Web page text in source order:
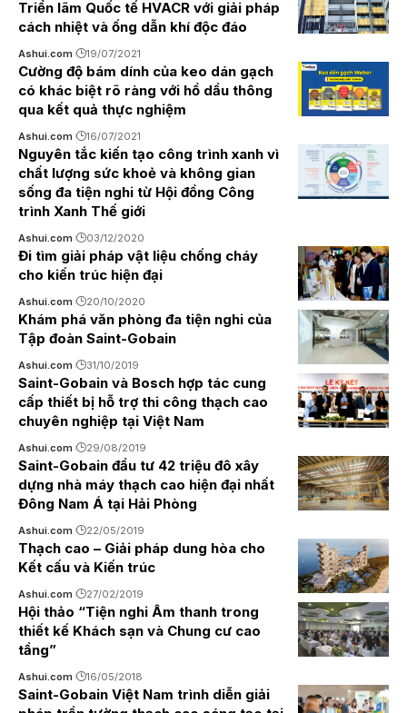
Triển lãm Quốc tế HVACR với giải pháp
cách nhiệt và ống dẫn khí độc đáo
Ashui.com 19/07/2021
Cường độ bám dính của keo dán gạch
có khác biệt rõ ràng với hồ dầu thông
qua kết quả thực nghiệm
Ashui.com 16/07/2021
Nguyên tắc kiến tạo công trình xanh vì
chất lượng sức khoẻ và không gian
sống đa tiện nghi từ Hội đồng Công
trình Xanh Thế giới
Ashui.com 03/12/2020
Đi tìm giải pháp vật liệu chống cháy
cho kiến trúc hiện đại
Ashui.com 20/10/2020
Khám phá văn phòng đa tiện nghi của
Tập đoàn Saint-Gobain
Ashui.com 31/10/2019
Saint-Gobain và Bosch hợp tác cung
cấp thiết bị hỗ trợ thi công thạch cao
chuyên nghiệp tại Việt Nam
Ashui.com 29/08/2019
Saint-Gobain đầu tư 42 triệu đô xây
dựng nhà máy thạch cao hiện đại nhất
Đông Nam Á tại Hải Phòng
Ashui.com 22/05/2019
Thạch cao – Giải pháp dung hòa cho
Kết cấu và Kiến trúc
Ashui.com 27/02/2019
Hội thảo “Tiện nghi Âm thanh trong
thiết kế Khách sạn và Chung cư cao
tầng”
Ashui.com 16/05/2018
Saint-Gobain Việt Nam trình diễn giải